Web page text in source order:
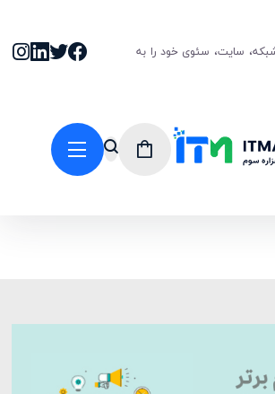
سایت، سئوی خود را به